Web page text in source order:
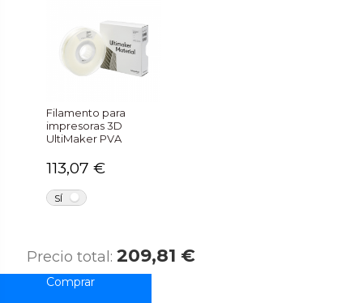
Filamento para
impresoras 3D
UltiMaker PVA
113,07 €
SÍ
Precio total:209,81 €